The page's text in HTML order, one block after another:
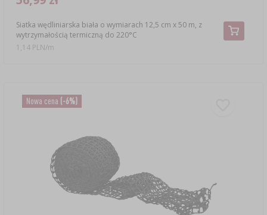
Siatka wędliniarska biała o wymiarach 12,5 cm x 50 m, z
wytrzymałością termiczną do 220°C
1,14 PLN/m
Nowa cena (-6%)